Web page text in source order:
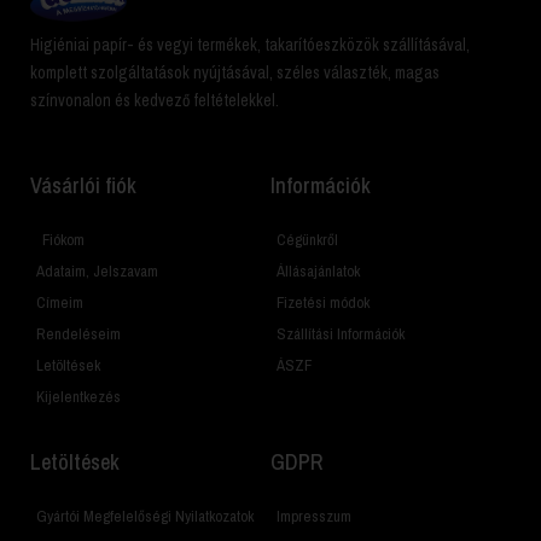
Higiéniai papír- és vegyi termékek, takarítóeszközök szállításával,
komplett szolgáltatások nyújtásával, széles választék, magas
színvonalon és kedvező feltételekkel.
Vásárlói fiók
Fiókom
Adataim, Jelszavam
Címeim
Rendeléseim
Letöltések
Kijelentkezés
Információk
Cégünkről
Állásajánlatok
Fizetési módok
Szállítási Információk
ÁSZF
Letöltések
Gyártói Megfelelőségi Nyilatkozatok
GDPR
Impresszum